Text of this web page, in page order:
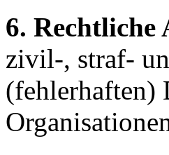
6. Rechtliche
zivil-, straf-
(fehlerhaften)